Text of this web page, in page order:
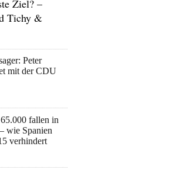
Ziel? –
Tichy &
Peter
mit der CDU
fallen in
wie Spanien
verhindert